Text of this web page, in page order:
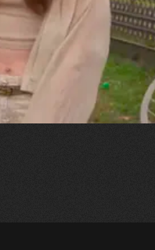
від моря,
Я ледве
племінницю"